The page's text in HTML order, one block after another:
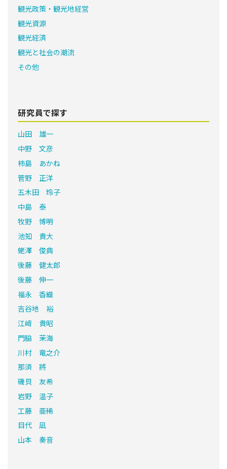
観光政策・観光地経営
観光資源
観光経済
観光と社会の潮流
その他
研究員で探す
山田 雄一
中野 文彦
柿島 あかね
菅野 正洋
五木田 玲子
中島 泰
牧野 博明
池知 貴大
蛯澤 俊典
後藤 健太郎
後藤 伸一
福永 香織
吉谷地 裕
江﨑 貴昭
門脇 茉海
川村 竜之介
那須 將
磯貝 友希
岩野 温子
工藤 亜稀
目代 凪
山本 奏音